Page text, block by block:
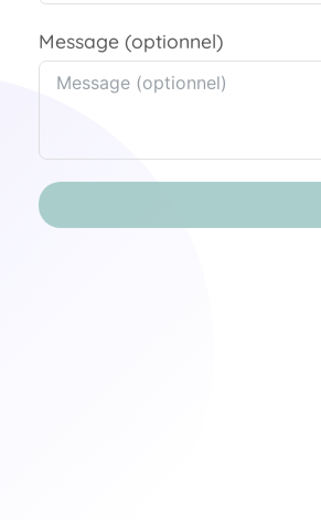
Message (optionnel)